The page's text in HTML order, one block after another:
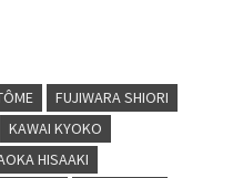
FUJIWARA SHIORI
KAWAI KYOKO
HISAAKI